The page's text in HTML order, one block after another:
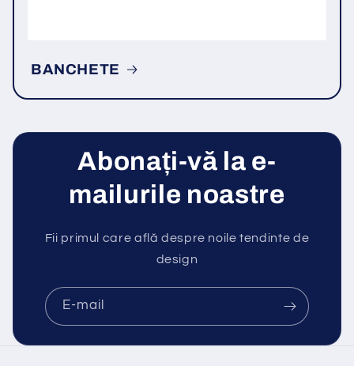
BANCHETE
Abonați-vă la e-
mailurile noastre
Fii primul care află despre noile tendinte de
design
E-mail